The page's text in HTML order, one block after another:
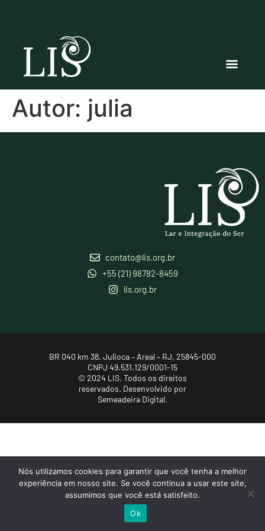
Autor: julia
contato@lis.org.br
+55 (21) 98782-8459
lis.org.br
BR 040 km 38. Julioca – Areal – RJ, 25845-000
CNPJ 49.531.129/0001-15
© 2024 LIS. Todos os direitos
reservados. Desenvolvido por
Semeadeira Digital.
Nós utilizamos cookies para garantir que você tenha a melhor
experiência em nosso site. Se você continua a usar este site,
assumimos que você está satisfeito.
Ok